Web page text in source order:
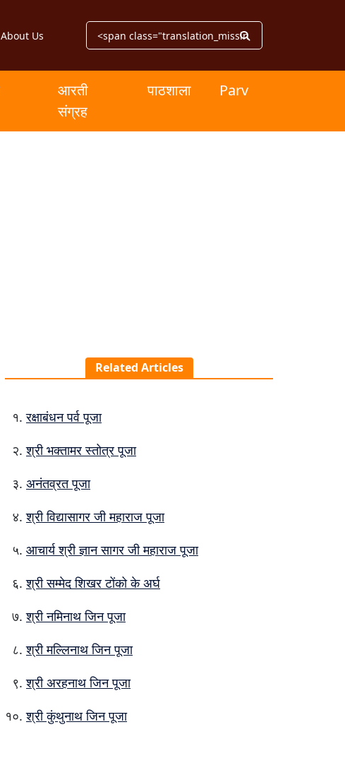
About Us
आरती
संग्रह
पाठशाला Parv
Related Articles
रक्षाबंधन पर्व पूजा
श्री भक्तामर स्तोत्र पूजा
अनंतव्रत पूजा
श्री विद्यासागर जी महाराज पूजा
आचार्य श्री ज्ञान सागर जी महाराज पूजा
श्री सम्मेद शिखर टोंको के अर्घ
श्री नमिनाथ जिन पूजा
श्री मल्लिनाथ जिन पूजा
श्री अरहनाथ जिन पूजा
श्री कुंथुनाथ जिन पूजा